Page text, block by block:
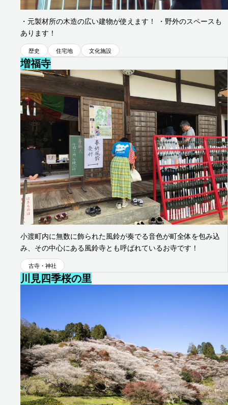
・元製材所の木造の広い建物が使えます！ ・野外のスペースも
あります！
歴史 住宅地 文化施設
増福寺
小渡町内に無数に飾られた風鈴が奏でる音色が町全体を包み込
み、その中心にある風鈴寺とも呼ばれているお寺です！
古寺・神社
川見四季桜の里